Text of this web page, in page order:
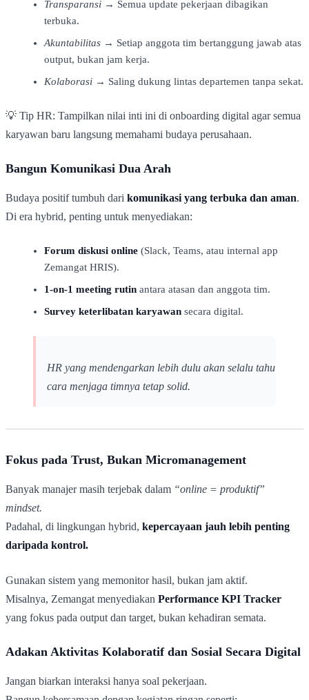
Transparansi → Semua update pekerjaan dibagikan
terbuka.
Akuntabilitas → Setiap anggota tim bertanggung jawab atas
output, bukan jam kerja.
Kolaborasi → Saling dukung lintas departemen tanpa sekat.
💡 Tip HR: Tampilkan nilai inti ini di onboarding digital agar semua
karyawan baru langsung memahami budaya perusahaan.
Bangun Komunikasi Dua Arah
Budaya positif tumbuh dari komunikasi yang terbuka dan aman.
Di era hybrid, penting untuk menyediakan:
Forum diskusi online (Slack, Teams, atau internal app
Zemangat HRIS).
1-on-1 meeting rutin antara atasan dan anggota tim.
Survey keterlibatan karyawan secara digital.
HR yang mendengarkan lebih dulu akan selalu tahu
cara menjaga timnya tetap solid.
Fokus pada Trust, Bukan Micromanagement
Banyak manajer masih terjebak dalam “online = produktif”
mindset.
Padahal, di lingkungan hybrid, kepercayaan jauh lebih penting
daripada kontrol.
Gunakan sistem yang memonitor hasil, bukan jam aktif.
Misalnya, Zemangat menyediakan Performance KPI Tracker
yang fokus pada output dan target, bukan kehadiran semata.
Adakan Aktivitas Kolaboratif dan Sosial Secara Digital
Jangan biarkan interaksi hanya soal pekerjaan.